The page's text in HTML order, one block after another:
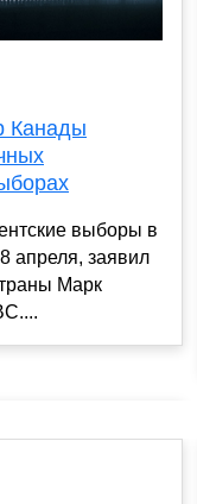
Канады
выборы в
апреля, заявил
Марк